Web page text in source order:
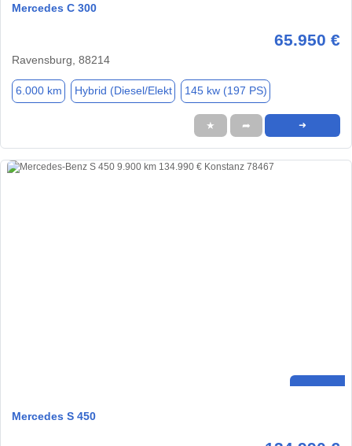
Mercedes C 300
65.950 €
Ravensburg, 88214
6.000 km Hybrid (Diesel/Elekt 145 kw (197 PS)
★ ➦ ➜
Mercedes S 450